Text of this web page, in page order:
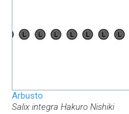
Arbusto
Salix integra Hakuro Nishiki